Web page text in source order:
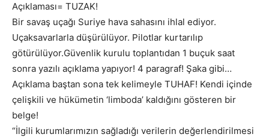
Açıklaması= TUZAK!
Bir savaş uçağı Suriye hava sahasını ihlal ediyor.
Uçaksavarlarla düşürülüyor. Pilotlar kurtarılıp
götürülüyor.Güvenlik kurulu toplantıdan 1 buçuk saat
sonra yazılı açıklama yapıyor! 4 paragraf! Şaka gibi…
Açıklama baştan sona tek kelimeyle TUHAF! Kendi içinde
çelişkili ve hükümetin ‘limboda’ kaldığını gösteren bir
belge!
“İlgili kurumlarımızın sağladığı verilerin değerlendirilmesi